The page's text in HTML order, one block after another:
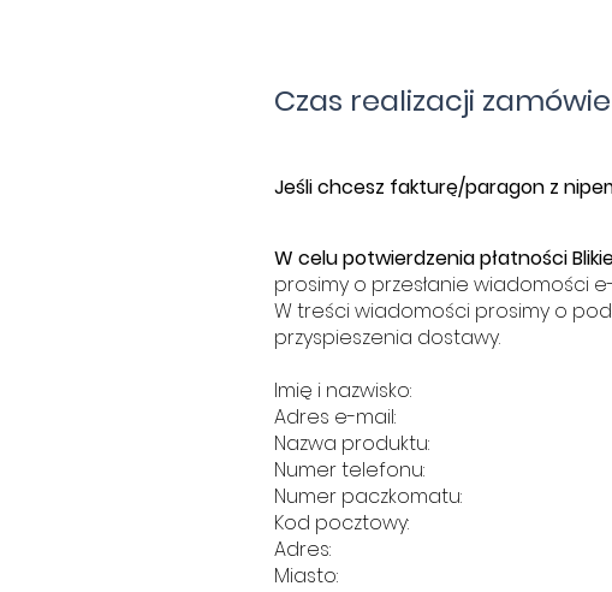
Czas realizacji
​Jeśli chcesz fakturę/paragon z
W celu potwierdzenia płatności
prosimy o przesłanie wiadomości
W treści wiadomości prosimy o
przyspieszenia dostawy.
Imię i nazwisko:
Adres e-mail:
Nazwa produktu:
Numer telefonu:
Numer paczkomatu:
Kod pocztowy:
Adres:
Miasto: